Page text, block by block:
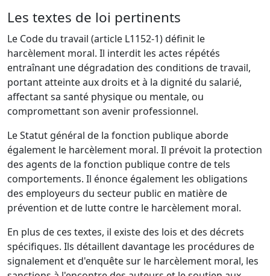
Les textes de loi pertinents
Le Code du travail (article L1152-1) définit le
harcèlement moral. Il interdit les actes répétés
entraînant une dégradation des conditions de travail,
portant atteinte aux droits et à la dignité du salarié,
affectant sa santé physique ou mentale, ou
compromettant son avenir professionnel.
Le Statut général de la fonction publique aborde
également le harcèlement moral. Il prévoit la protection
des agents de la fonction publique contre de tels
comportements. Il énonce également les obligations
des employeurs du secteur public en matière de
prévention et de lutte contre le harcèlement moral.
En plus de ces textes, il existe des lois et des décrets
spécifiques. Ils détaillent davantage les procédures de
signalement et d'enquête sur le harcèlement moral, les